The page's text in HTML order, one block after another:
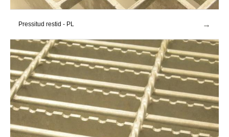
Pressitud restid - PL →